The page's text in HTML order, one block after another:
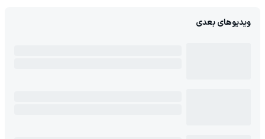
ویدیوهای بعدی